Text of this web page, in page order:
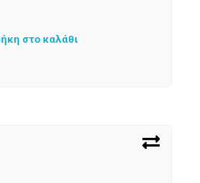
στο καλάθι